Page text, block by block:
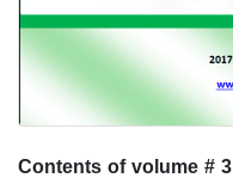
Contents of volume # 3